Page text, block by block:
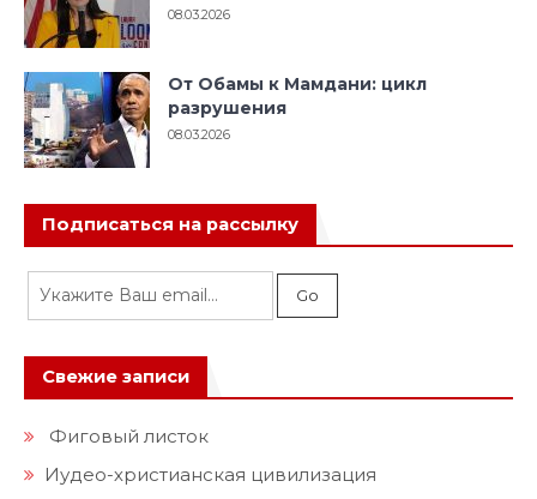
08.03.2026
От Обамы к Мамдани: цикл
разрушения
08.03.2026
Подписаться на рассылку
Свежие записи
Фиговый листок
Иудео-христианская цивилизация